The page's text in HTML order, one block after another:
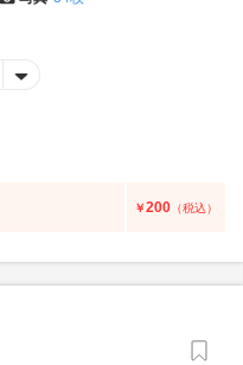
￥200 （税込）